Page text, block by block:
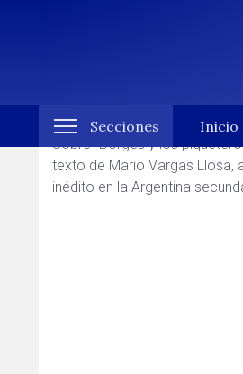
Secciones Inicio
Viejo Smoking
Sobre “Borges y los
texto de Mario Vargas Llosa,
inédito en la Argentina